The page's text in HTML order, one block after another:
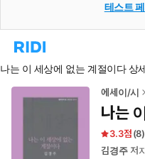
테스트
리
홈
로
나는 이 세상에 없는 계절이다 상
에세이/시
나는
3.3 (8)
김경주저